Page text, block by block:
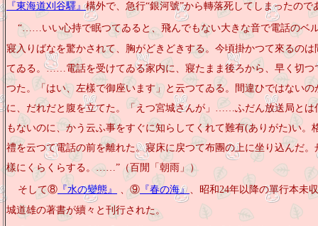
『東海道刈谷驛』構外で、急行“銀河號”から轉落死してしまったので
“……いい心持で眠つてゐると、飛んでもない大きな音で電話のベ
寢入りばなを驚かされて、胸がどきどきする。今頃掛かつて來るのは
てゐる。……電話を受けてゐる家内に、寢たまま後ろから、早く切つ
つた。「はい、左樣で御座います」と云つてゐる。間違ひではないの
に、だれだと腹を立てた。「えつ宮城さんが」……ふだん放送局とは
もないのに、かう云ふ事をすぐに知らしてくれて難有(ありがた)い。
禮を云つて電話の前を離れた。寢床に戻つて布團の上に坐り込んだ。
樣にくらくらする。……”（百閒「朝雨」）
そして⑧ 『水の變態』 、⑨ 『春の海』 、昭和24年以降の單行本未
城道雄の著書が續々と刊行された。